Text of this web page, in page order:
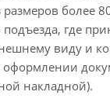
более
подъезда, где
виду и
оформлении
накладной).